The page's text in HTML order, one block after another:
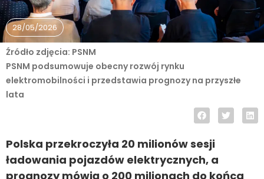
28/05/2026
PSNM podsumowuje obecny rozwój rynku
elektromobilności i przedstawia prognozy na przyszłe
lata
Źródło zdjęcia: PSNM
Polska przekroczyła 20 milionów sesji
ładowania pojazdów elektrycznych, a
prognozy mówią o 200 milionach do końca